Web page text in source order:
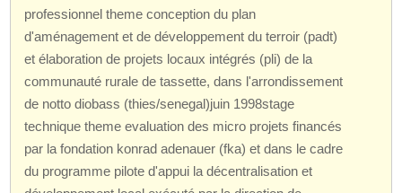
professionnel theme conception du plan
d'aménagement et de développement du terroir (padt)
et élaboration de projets locaux intégrés (pli) de la
communauté rurale de tassette, dans l'arrondissement
de notto diobass (thies/senegal)juin 1998stage
technique theme evaluation des micro projets financés
par la fondation konrad adenauer (fka) et dans le cadre
du programme pilote d'appui la décentralisation et